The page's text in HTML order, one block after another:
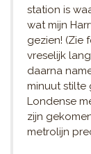
station is
wat mijn
gezien! (Zie
vreselijk
daarna
minuut stilte
Londense
zijn
metrolijn